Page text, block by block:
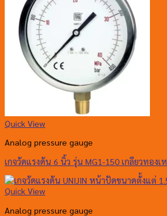
Quick View
Analog pressure gauge
เกจวัดแรงดัน 6 นิ้ว รุ่น MG1-150 เกลียวทอง
Quick View
Analog pressure gauge